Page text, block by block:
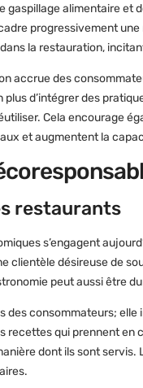
gaspillage alimentaire et
progressivement
la restauration,
accrue des
d’intégrer des
Cela encourage
et augmentent la
restaurants
s’engagent
clientèle désireuse de
peut aussi être
consommateurs;
qui prennent en
dont ils sont